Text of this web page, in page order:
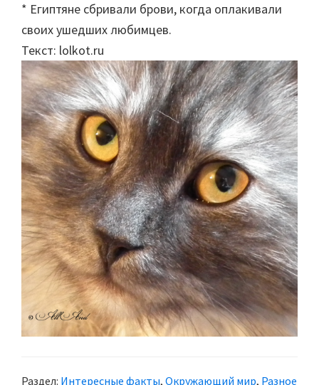
* Египтяне сбривали брови, когда оплакивали
своих ушедших любимцев.
Текст: lolkot.ru
Раздел: Интересные факты, Окружающий мир, Разное